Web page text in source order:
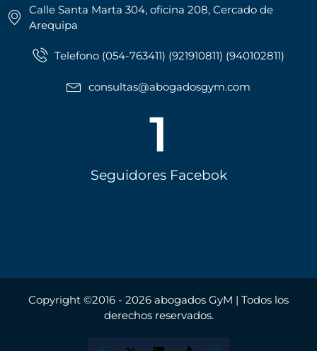
Calle Santa Marta 304, oficina 208, Cercado de
Arequipa
Telefono (054-763411) (921910811) (940102811)
consultas@abogadosgym.com
Seguidores Facebok
1
Copyright ©2016 - 2026 abogados GyM | Todos los
derechos reservados.